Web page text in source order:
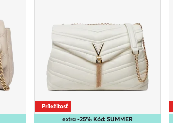
extra -25% Kód: SUMMER
Príležitosť